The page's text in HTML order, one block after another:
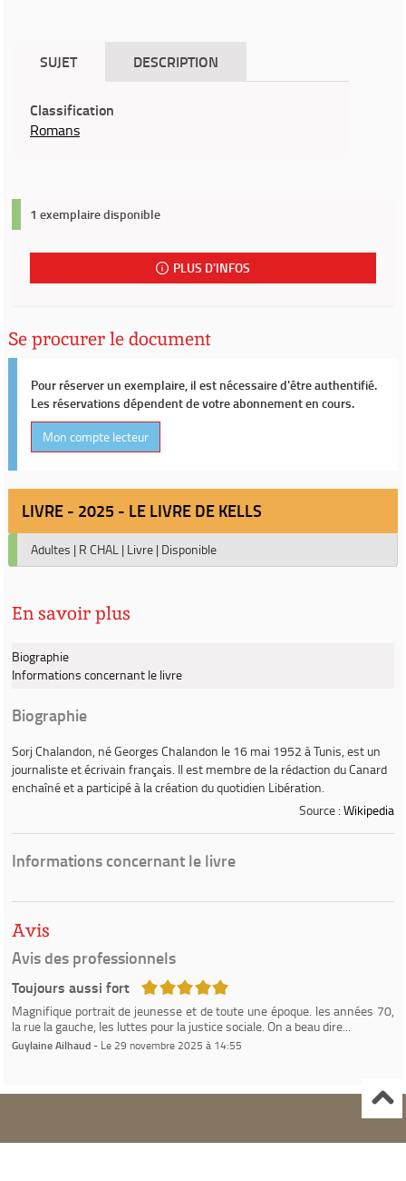
SUJET DESCRIPTION
Classification
Romans
1 exemplaire disponible
PLUS D'INFOS
Se procurer le document
Pour réserver un exemplaire, il est nécessaire d'être authentifié.
Les réservations dépendent de votre abonnement en cours.
Mon compte lecteur
LIVRE - 2025 - LE LIVRE DE KELLS
Adultes | R CHAL | Livre | Disponible
En savoir plus
Biographie
Informations concernant le livre
Biographie
Sorj Chalandon, né Georges Chalandon le 16 mai 1952 à Tunis, est un
journaliste et écrivain français. Il est membre de la rédaction duCanard
enchaînéet a participé à la création du quotidien Libération.
Source : Wikipedia
Informations concernant le livre
Avis
Avis des professionnels
Toujours aussi fort 5/5
Magnifique portrait de jeunesse et de toute une époque. les années 70,
la rue la gauche, les luttes pour la justice sociale. On a beau dire...
Guylaine Ailhaud- Le 29 novembre 2025 à 14:55